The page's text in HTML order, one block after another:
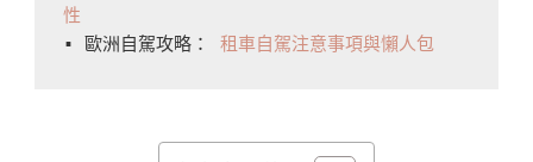
性
▪️ 歐洲自駕攻略： 租車自駕注意事項與懶人包